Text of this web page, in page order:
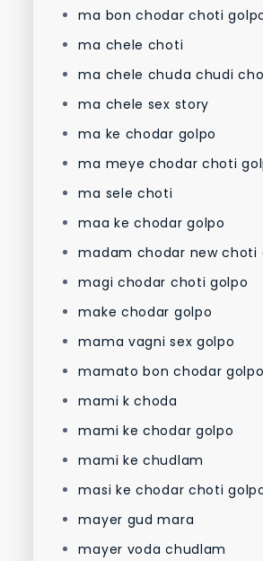
ma bon chodar choti
ma chele choti
ma chele chuda chudi
ma chele sex story
ma ke chodar golpo
ma meye chodar choti
ma sele choti
maa ke chodar golpo
madam chodar new choti
magi chodar choti golpo
make chodar golpo
mama vagni sex golpo
mamato bon chodar golpo
mami k choda
mami ke chodar golpo
mami ke chudlam
masi ke chodar choti
mayer gud mara
mayer voda chudlam